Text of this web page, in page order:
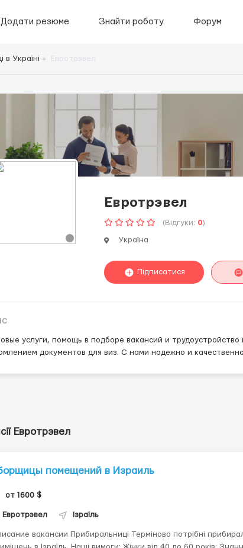
Додати резюме Знайти роботу Форум
в Україні
Евротрэвел
(Відгуки: 0)
Україна
Підписатися
услуги, помощь в подборе вакансий и
документов для виз. С нами надежно и
Евротрэвел
помещений в Израиль
от 1600 $
Евротрэвел Ізраїль
Прибиральниці Терміново потрібні прибиральниці